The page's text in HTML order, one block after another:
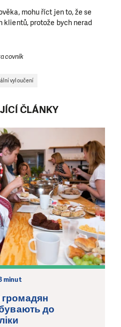
mohu říct jen to, že se
klientů, protože bych nerad
vyloučení
ČLÁNKY
minut
громадян
до